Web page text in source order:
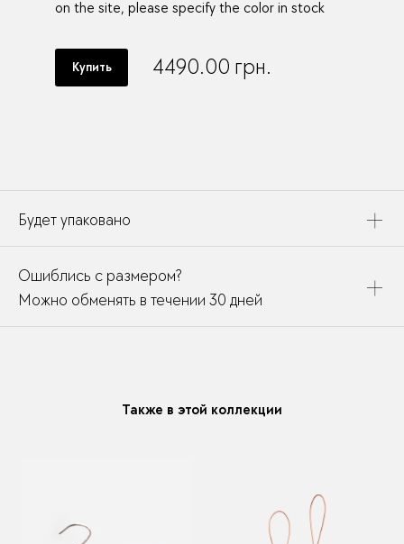
on the site, please specify the color in stock
Купить 4490.00 грн.
Будет упаковано
дополнено открыткой, паспортом украшения и
собрано в подарочный пакет
Ошиблись с размером?
Можно обменять в течении 30 дней
Также в этой коллекции